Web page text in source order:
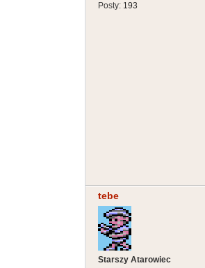
Posty: 193
tebe
Starszy Atarowiec